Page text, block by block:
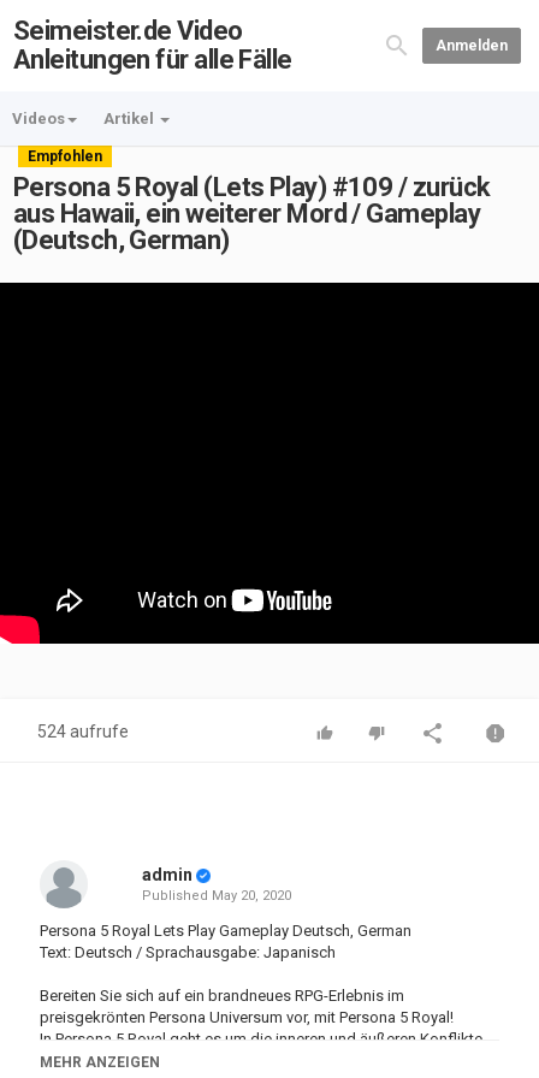
Seimeister.de Video
Anleitungen für alle Fälle
Anmelden
Videos Artikel
Empfohlen
Persona 5 Royal (Lets Play) #109 / zurück
aus Hawaii, ein weiterer Mord / Gameplay
(Deutsch, German)
524 aufrufe
admin
Published May 20, 2020
Persona 5 Royal Lets Play Gameplay Deutsch, German
Text: Deutsch / Sprachausgabe: Japanisch
Bereiten Sie sich auf ein brandneues RPG-Erlebnis im
preisgekrönten Persona Universum vor, mit Persona 5 Royal!
In Persona 5 Royal geht es um die inneren und äußeren Konflikte
einer Gruppe von außergewöhnlichen Highschool-Schülern. Sie
MEHR ANZEIGEN